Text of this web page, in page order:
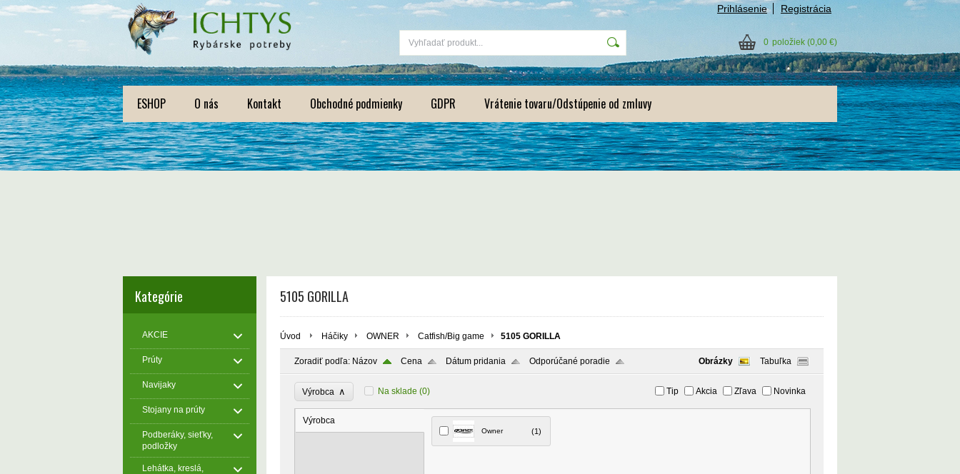
Prihlásenie Registrácia
0 položiek (0,00 €)
ESHOP O nás Kontakt Obchodné podmienky GDPR Vrátenie tovaru/Odstúpenie od zmluvy
Kategórie
AKCIE
Prúty
Navijaky
Stojany na prúty
Podberáky, sieťky,
podložky
Lehátka, kreslá,
5105 GORILLA
Úvod Háčiky OWNER Catfish/Big game 5105 GORILLA
Zoradiť podľa: Názov Cena Dátum pridania Odporúčané poradie Obrázky Tabuľka
Výrobca ∧ Na sklade (0) Tip Akcia Zľava Novinka
Výrobca
Owner (1)